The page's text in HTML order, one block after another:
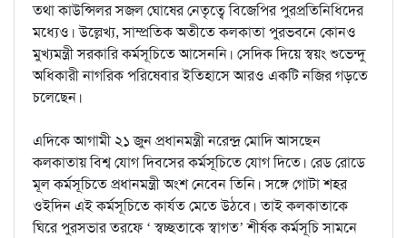
তথা কাউন্সিলর সজল ঘোষের নেতৃত্বে বিজেপির পুরপ্রতিনিধিদের
মধ্যেও। উল্লেখ্য, সাম্প্রতিক অতীতে কলকাতা পুরভবনে কোনও
মুখ্যমন্ত্রী সরকারি কর্মসূচিতে আসেননি। সেদিক দিয়ে স্বয়ং শুভেন্দু
অধিকারী নাগরিক পরিষেবার ইতিহাসে আরও একটি নজির গড়তে
চলেছেন।
এদিকে আগামী ২১ জুন প্রধানমন্ত্রী নরেন্দ্র মোদি আসছেন
কলকাতায় বিশ্ব যোগ দিবসের কর্মসূচিতে যোগ দিতে। রেড রোডে
মূল কর্মসূচিতে প্রধানমন্ত্রী অংশ নেবেন তিনি। সঙ্গে গোটা শহর
ওইদিন এই কর্মসূচিতে কার্যত মেতে উঠবে। তাই কলকাতাকে
ঘিরে পুরসভার তরফে ‘ স্বচ্ছতাকে স্বাগত’ শীর্ষক কর্মসূচি সামনে